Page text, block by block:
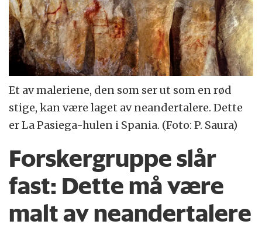
Et av maleriene, den som ser ut som en rød
stige, kan være laget av neandertalere. Dette
er La Pasiega-hulen i Spania. (Foto: P. Saura)
Forskergruppe slår
fast: Dette må være
malt av neandertalere